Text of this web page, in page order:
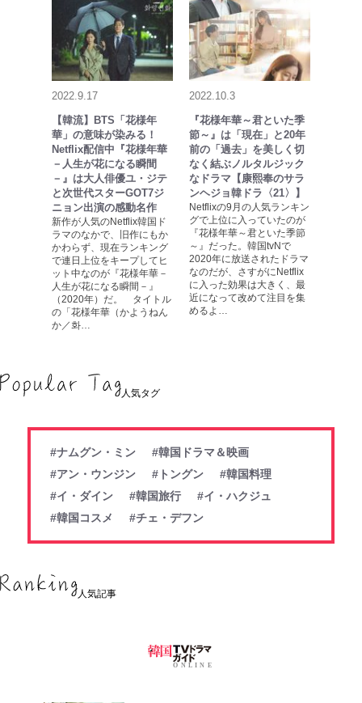
2022.9.17
【韓流】BTS「花様年
華」の意味が染みる！
Netflix配信中『花様年華
－人生が花になる瞬間
－』は大人俳優ユ・ジテ
と次世代スターGOT7ジ
ニョン出演の感動名作
新作が人気のNetflix韓国ド
ラマのなかで、旧作にもか
かわらず、現在ランキング
で連日上位をキープしてヒ
ット中なのが『花様年華－
人生が花になる瞬間－』
（2020年）だ。 タイトル
の「花様年華（かようねん
か／화…
2022.10.3
『花様年華～君といた季
節～』は「現在」と20年
前の「過去」を美しく切
なく結ぶノルタルジック
なドラマ【康熙奉のサラ
ンヘジョ韓ドラ〈21〉】
Netflixの9月の人気ランキン
グで上位に入っていたのが
『花様年華～君といた季節
～』だった。韓国tvNで
2020年に放送されたドラマ
なのだが、さすがにNetflix
に入った効果は大きく、最
近になって改めて注目を集
めるよ…
人気タグ
#ナムグン・ミン
#韓国ドラマ＆映画
#アン・ウンジン
#トングン
#韓国料理
#イ・ダイン
#韓国旅行
#イ・ハクジュ
#韓国コスメ
#チェ・デフン
人気記事